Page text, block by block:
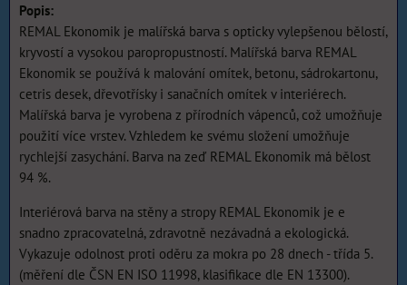
Popis:
REMAL Ekonomik je malířská barva s opticky vylepšenou bělostí,
kryvostí a vysokou paropropustností. Malířská barva REMAL
Ekonomik se používá k malování omítek, betonu, sádrokartonu,
cetris desek, dřevotřísky i sanačních omítek v interiérech.
Malířská barva je vyrobena z přírodních vápenců, což umožňuje
použití více vrstev. Vzhledem ke svému složení umožňuje
rychlejší zasychání. Barva na zeď REMAL Ekonomik má bělost
94 %.
Interiérová barva na stěny a stropy REMAL Ekonomik je e
snadno zpracovatelná, zdravotně nezávadná a ekologická.
Vykazuje odolnost proti oděru za mokra po 28 dnech - třída 5.
(měření dle ČSN EN ISO 11998, klasifikace dle EN 13300).